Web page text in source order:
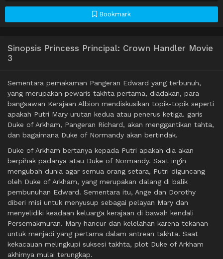
Bookmark
Sinopsis Princess Principal: Crown Handler Movie
3
Sementara pemakaman Pangeran Edward yang terbunuh,
yang merupakan pewaris takhta pertama, diadakan, para
bangsawan Kerajaan Albion mendiskusikan topik-topik seperti
apakah Putri Mary urutan kedua atau penerus ketiga. garis
Duke of Arkham, Pangeran Richard, akan menggantikan tahta,
dan bagaimana Duke of Normandy akan bertindak.
Duke of Arkham bertanya kepada Putri apakah dia akan
berpihak padanya atau Duke of Normandy. Saat ingin
mengubah dunia agar semua orang setara, Putri diguncang
oleh Duke of Arkham, yang merupakan dalang di balik
pembunuhan Edward. Sementara itu, Ange dan Dorothy
diberi misi untuk menyusup sebagai pelayan Mary dan
menyelidiki keadaan keluarga kerajaan di bawah kendali
Persemakmuran. Mary hancur dan kelelahan karena tekanan
untuk menjadi yang pertama dalam antrean takhta. Saat
kekacauan melingkupi suksesi takhta, plot Duke of Arkham
akhirnya mulai terungkap.